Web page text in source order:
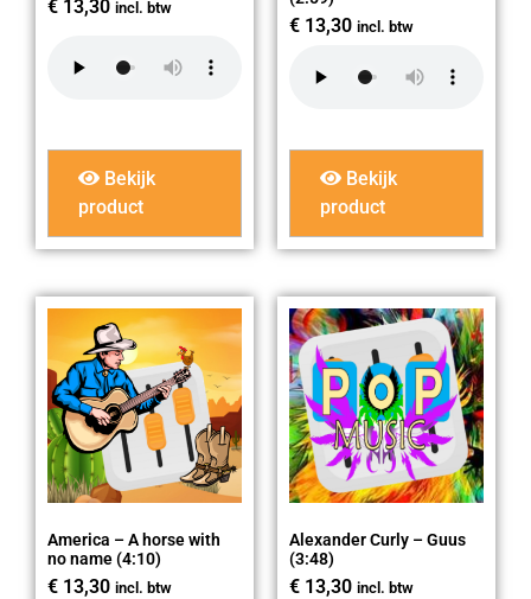
€ 13,30 incl. btw
Bekijk
product
€ 13,30 incl. btw
Bekijk
product
America – A horse with
no name (4:10)
€ 13,30 incl. btw
Alexander Curly – Guus
(3:48)
€ 13,30 incl. btw